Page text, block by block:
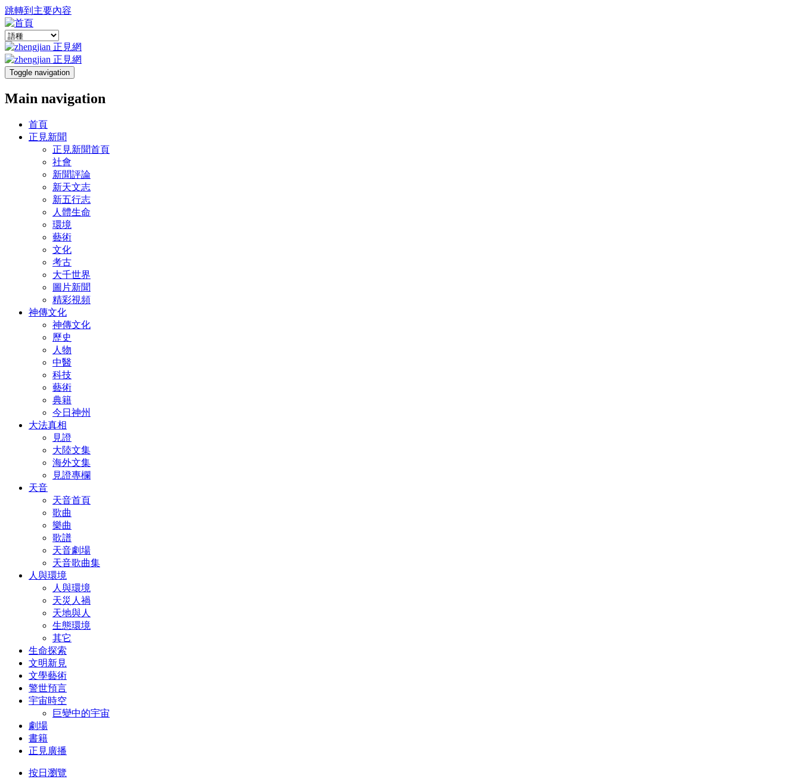
跳轉到主要內容
Toggle navigation
Main navigation
首頁
正見新聞
正見新聞首頁
社會
新聞評論
新天文志
新五行志
人體生命
環境
藝術
文化
考古
大千世界
圖片新聞
精彩視頻
神傳文化
神傳文化
歷史
人物
中醫
科技
藝術
典籍
今日神州
大法真相
見證
大陸文集
海外文集
見證專欄
天音
天音首頁
歌曲
樂曲
歌譜
天音劇場
天音歌曲集
人與環境
人與環境
天災人禍
天地與人
生態環境
其它
生命探索
文明新見
文學藝術
警世預言
宇宙時空
巨變中的宇宙
劇場
書籍
正見廣播
按日瀏覽